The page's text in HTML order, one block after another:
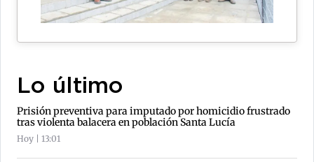
Lo último
Prisión preventiva para imputado por homicidio frustrado
tras violenta balacera en población Santa Lucía
Hoy | 13:01